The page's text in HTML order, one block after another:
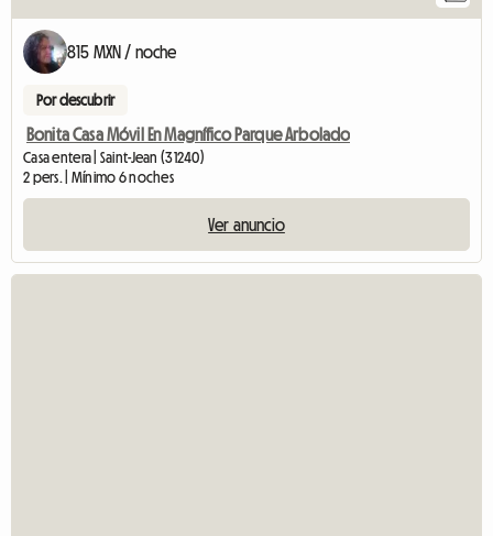
815 MXN / noche
Por descubrir
Bonita Casa Móvil En Magnífico Parque Arbolado
Casa entera | Saint-Jean (31240)
2 pers. | Mínimo 6 noches
Ver anuncio